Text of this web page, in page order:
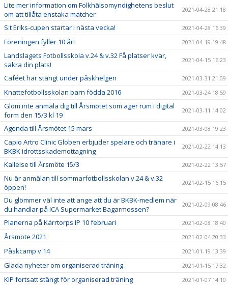
Lite mer information om Folkhälsomyndighetens beslut
om att tillåta enstaka matcher
2021-04-28 21:18
S:t Eriks-cupen startar i nästa vecka! 2021-04-28 16:39
Föreningen fyller 10 år! 2021-04-19 19:48
Landslagets Fotbollsskola v.24 & v.32 Få platser kvar,
säkra din plats!
2021-04-15 16:23
Caféet har stängt under påskhelgen 2021-03-31 21:09
Knattefotbollsskolan barn födda 2016 2021-03-24 18:59
Glöm inte anmäla dig till Årsmötet som äger rum i digital
form den 15/3 kl 19
2021-03-11 14:02
Agenda till Årsmötet 15 mars 2021-03-08 19:23
Capio Artro Clinic Globen erbjuder spelare och tränare i
BKBK idrottsskademottagning
2021-02-22 14:13
Kallelse till Årsmöte 15/3 2021-02-22 13:57
Nu är anmälan till sommarfotbollsskolan v.24 & v.32
öppen!
2021-02-15 16:15
Du glömmer väl inte att ange att du är BKBK-medlem när
du handlar på ICA Supermarket Bagarmossen?
2021-02-09 08:46
Planerna på Kärrtorps IP 10 februari 2021-02-08 18:40
Årsmöte 2021 2021-02-04 20:33
Påskcamp v.14 2021-01-19 13:39
Glada nyheter om organiserad träning 2021-01-15 17:32
KIP fortsatt stängt för organiserad träning 2021-01-07 14:10